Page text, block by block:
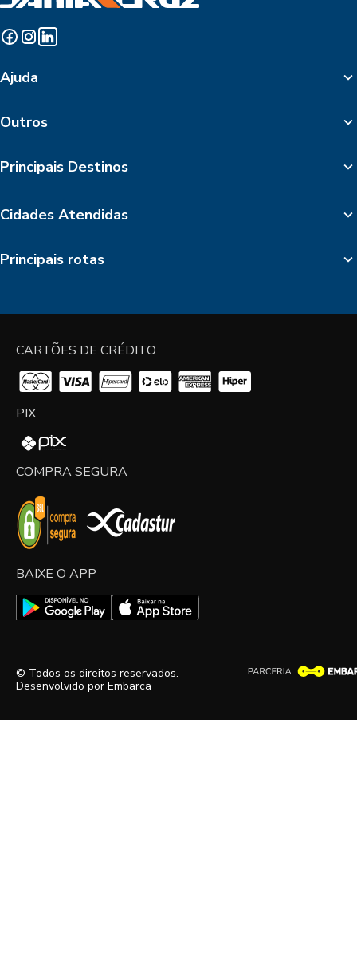
Ajuda
Outros
Principais Destinos
Cidades Atendidas
Principais rotas
CARTÕES DE CRÉDITO
PIX
COMPRA SEGURA
BAIXE O APP
© Todos os direitos reservados.
Desenvolvido por Embarca